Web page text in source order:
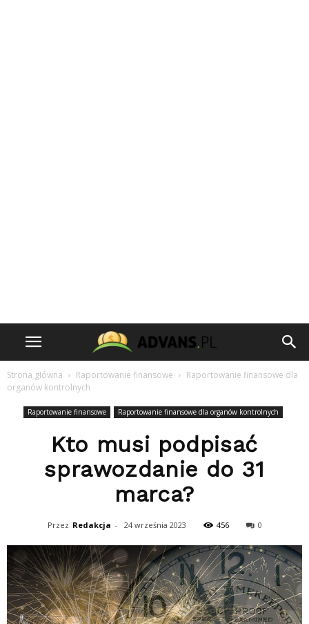
Strona główna Raportowanie finansowe
Raportowanie finansowe dla
organów kontrolnych
Raportowanie finansowe Raportowanie finansowe dla organów kontrolnych
Kto musi podpisać
sprawozdanie do 31
marca?
Przez Redakcja - 24 września 2023 456 0